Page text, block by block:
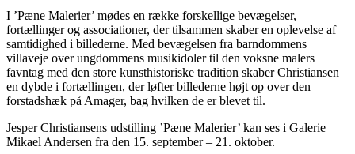
I ’Pæne Malerier’ mødes en række forskellige bevægelser,
fortællinger og associationer, der tilsammen skaber en oplevelse af
samtidighed i billederne. Med bevægelsen fra barndommens
villaveje over ungdommens musikidoler til den voksne malers
favntag med den store kunsthistoriske tradition skaber Christiansen
en dybde i fortællingen, der løfter billederne højt op over den
forstadshæk på Amager, bag hvilken de er blevet til.
Jesper Christiansens udstilling ’Pæne Malerier’ kan ses i Galerie
Mikael Andersen fra den 15. september – 21. oktober.